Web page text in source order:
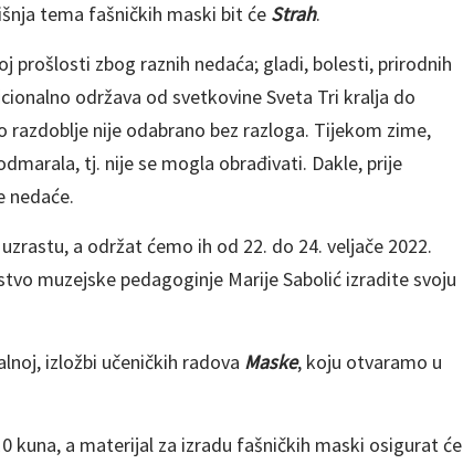
tema fašničkih maski bit će Strah.
prošlosti zbog raznih nedaća; gladi, bolesti, prirodnih
održava od svetkovine Sveta Tri kralja do
nije odabrano bez razloga. Tijekom zime,
tj. nije se mogla obrađivati. Dakle, prije
nedaće.
a održat ćemo ih od 22. do 24. veljače 2022.
muzejske pedagoginje Marije Sabolić izradite svoju
izložbi učeničkih radova Maske, koju otvaramo u
kuna, a materijal za izradu fašničkih maski osigurat će